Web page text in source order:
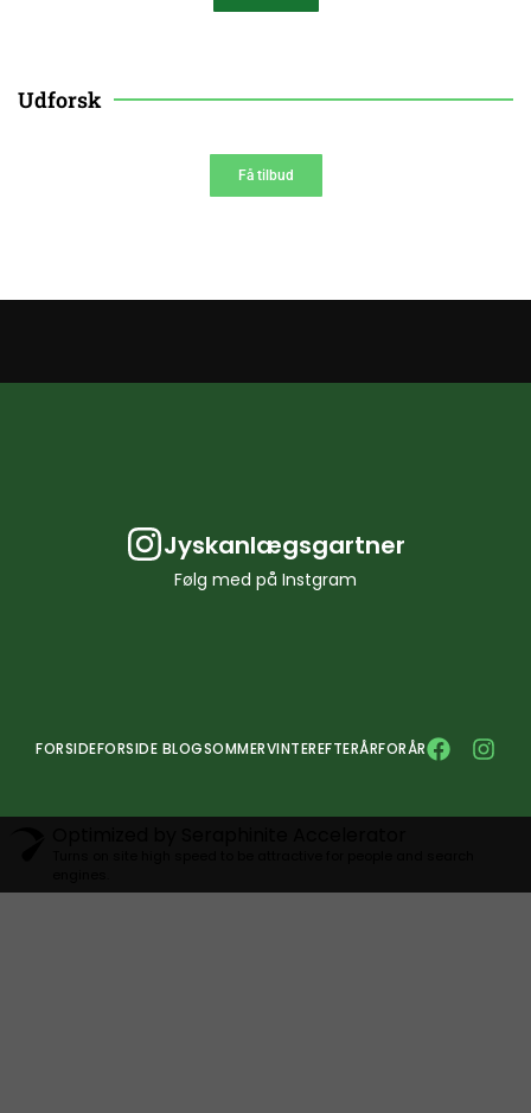
Udforsk
Få tilbud
Jyskanlægsgartner
Følg med på Instgram
FORSIDEFORSIDE BLOGSOMMERVINTEREFTERÅRFORÅR